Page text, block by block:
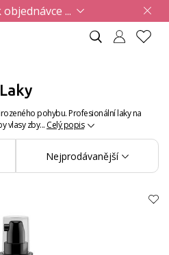
...
Laky
pohybu. Profesionální laky na
vlasy zby... Celý popis
Nejprodávanější